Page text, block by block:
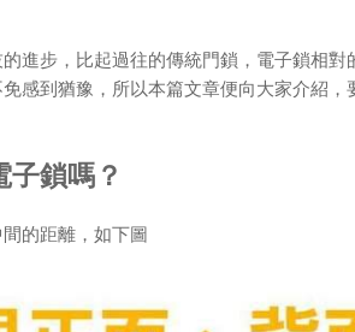
進步，比起過往的傳統門鎖，電子鎖相
感到猶豫，所以本篇文章便向大家介紹
鎖嗎？
的距離，如下圖